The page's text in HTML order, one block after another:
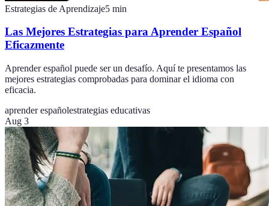
Estrategias de Aprendizaje5 min
Las Mejores Estrategias para Aprender Español
Eficazmente
Aprender español puede ser un desafío. Aquí te presentamos las
mejores estrategias comprobadas para dominar el idioma con
eficacia.
aprender españolestrategias educativas
Aug 3